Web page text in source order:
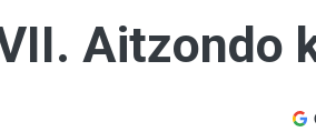
Aitzondo